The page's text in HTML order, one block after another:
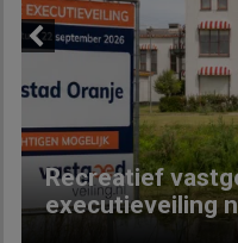
Recreatief
executieveiling